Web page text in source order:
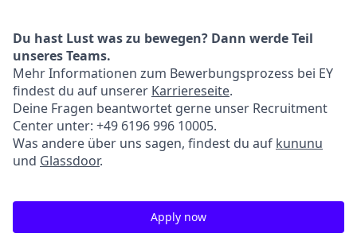
Du hast Lust was zu bewegen? Dann werde Teil
unseres Teams.
Mehr Informationen zum Bewerbungsprozess bei EY
findest du auf unserer Karriereseite.
Deine Fragen beantwortet gerne unser Recruitment
Center unter: +49 6196 996 10005.
Was andere über uns sagen, findest du auf kununu
und Glassdoor.
Apply now